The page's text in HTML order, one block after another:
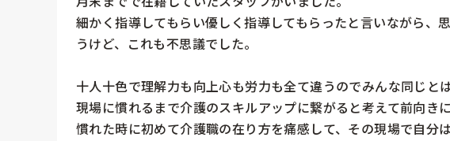
細かく指導してもらい優しく指導してもらったと言いながら、
うけど、これも不思議でした。
十人十色で理解力も向上心も労力も全て違うのでみんな同じと
現場に慣れるまで介護のスキルアップに繋がると考えて前向き
慣れた時に初めて介護職の在り方を痛感して、その現場で自分